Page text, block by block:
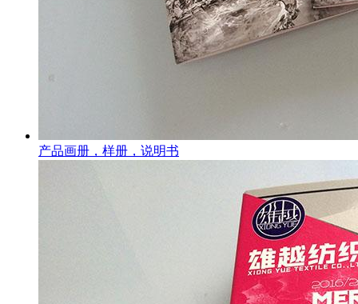
产品画册，样册，说明书